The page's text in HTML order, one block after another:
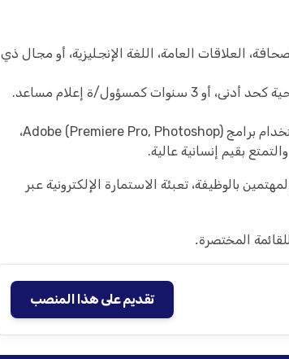
العلاقات العامة، اللغة الإنجليزية، أو مجال ذي
كمسؤول/ة إعلام مساعد.
إتقان التصوير الفوتوغرافي والفيديو، إجادة استخدام برامج Adobe (Premiere Pro, Photoshop)،
بقيم إنسانية عالية.
بالوظيفة، تعبئة الاستمارة الإلكترونية عبر
المختصرة.
تقديم على هذا المنصب